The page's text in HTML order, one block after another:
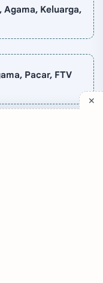
Keluarga,
Pacar, FTV